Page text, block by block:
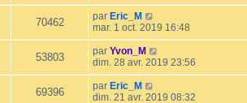
70462 par Eric_M
mar. 1 oct. 2019 16:48
53803 par Yvon_M
dim. 28 avr. 2019 23:56
69396 par Eric_M
dim. 21 avr. 2019 08:32